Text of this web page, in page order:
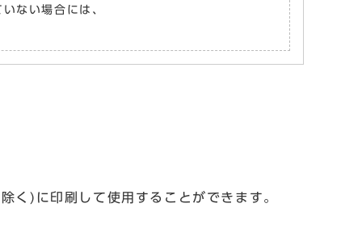
ない場合には、
く)に印刷して使用することができます。